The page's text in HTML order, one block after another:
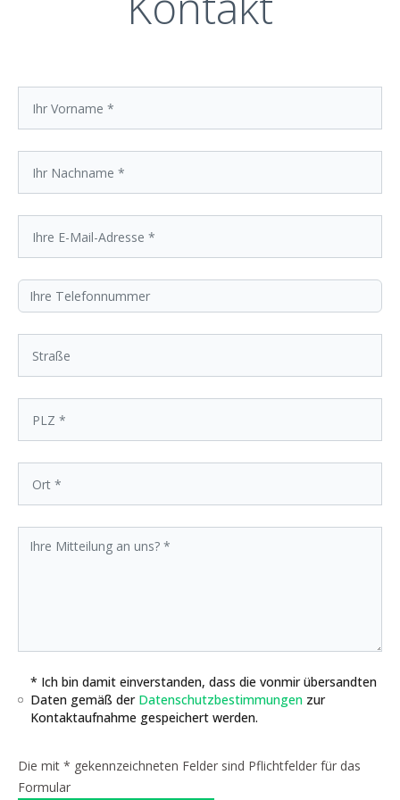
* Ich bin damit einverstanden, dass die vonmir übersandten
Daten gemäß der Datenschutzbestimmungen zur
Kontaktaufnahme gespeichert werden.
Die mit * gekennzeichneten Felder sind Pflichtfelder für das
Formular